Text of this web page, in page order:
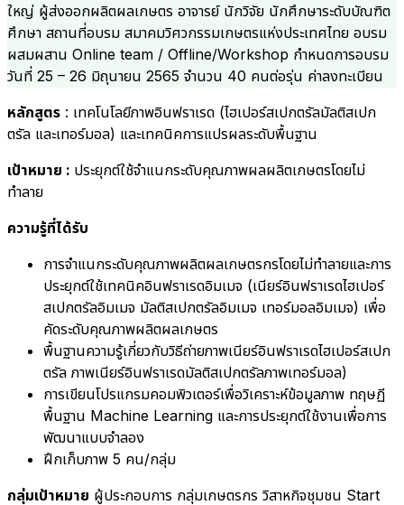
ใหญ่ ผู้ส่งออกผลิตผลเกษตร อาจารย์ นักวิจัย นักศึกษาระดับบัณฑิต
ศึกษา สถานที่อบรม สมาคมวิศวกรรมเกษตรแห่งประเทศไทย อบรม
ผสมผสาน Online team / Offline/Workshop กำหนดการอบรม
วันที่ 25 – 26 มิถุนายน 2565 จำนวน 40 คนต่อรุ่น ค่าลงทะเบียน
หลักสูตร : เทคโนโลยีภาพอินฟราเรด (ไฮเปอร์สเปกตรัลมัลติสเปก
ตรัล และเทอร์มอล) และเทคนิคการแปรผลระดับพื้นฐาน
เป้าหมาย : ประยุกต์ใช้จำแนกระดับคุณภาพผลผลิตเกษตรโดยไม่
ทำลาย
ความรู้ที่ได้รับ
การจำแนกระดับคุณภาพผลิตผลเกษตรกรโดยไม่ทำลายและการ
ประยุกต์ใช้เทคนิคอินฟราเรดอิมเมจ (เนียร์อินฟราเรดไฮเปอร์
สเปกตรัลอิมเมจ มัลติสเปกตรัลอิมเมจ เทอร์มอลอิมเมจ) เพื่อ
คัดระดับคุณภาพผลิตผลเกษตร
พื้นฐานความรู้เกี่ยวกับวิธีถ่ายภาพเนียร์อินฟราเรดไฮเปอร์สเปก
ตรัล ภาพเนียร์อินฟราเรดมัลติสเปกตรัลภาพเทอร์มอล)
การเขียนโปรแกรมคอมพิวเตอร์เพื่อวิเคราะห์ข้อมูลภาพ ทฤษฏี
พื้นฐาน Machine Learning และการประยุกต์ใช้งานเพื่อการ
พัฒนาแบบจำลอง
ฝึกเก็บภาพ 5 คน/กลุ่ม
กลุ่มเป้าหมาย ผู้ประกอบการ กลุ่มเกษตรกร วิสาหกิจชุมชน Start